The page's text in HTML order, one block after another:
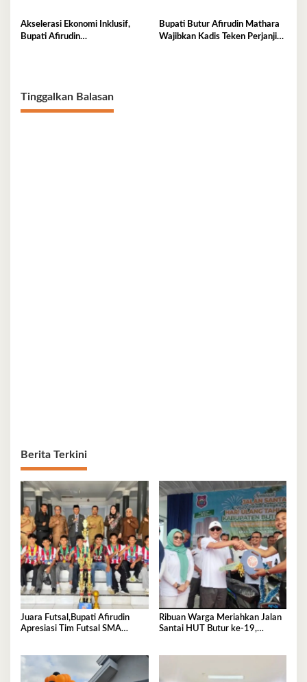
Penanganan Permanen
Akselerasi Ekonomi Inklusif,
Bupati Afirudin
Bupati Butur Afirudin Mathara
Wajibkan Kadis Teken Perjanjian
Tinggalkan Balasan
Berita Terkini
Juara Futsal,Bupati Afirudin
Apresiasi Tim Futsal SMA
Ribuan Warga Meriahkan Jalan
Santai HUT Butur ke-19,